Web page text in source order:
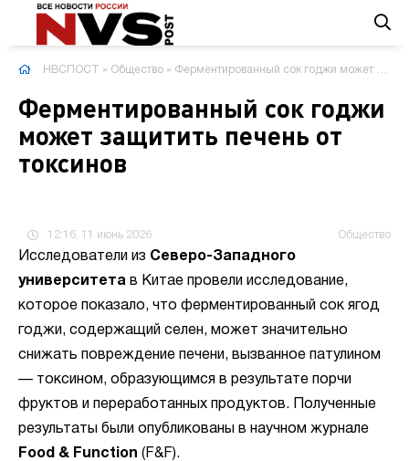
НВСПОСТ » Общество » Ферментированный сок годжи может защитить печень от токсинов
Ферментированный сок годжи
может защитить печень от
токсинов
12:16, 11 июнь 2026 Общество
Исследователи из Северо-Западного
университета в Китае провели исследование,
которое показало, что ферментированный сок ягод
годжи, содержащий селен, может значительно
снижать повреждение печени, вызванное патулином
— токсином, образующимся в результате порчи
фруктов и переработанных продуктов. Полученные
результаты были опубликованы в научном журнале
Food & Function (F&F).